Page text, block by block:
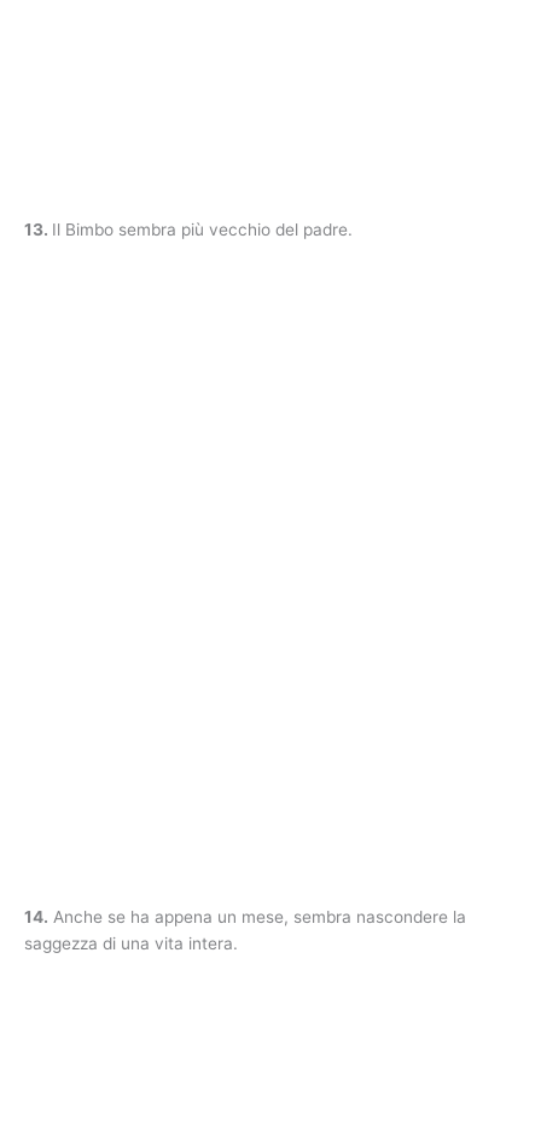
13. Il Bimbo sembra più vecchio del padre.
14. Anche se ha appena un mese, sembra nascondere la
saggezza di una vita intera.